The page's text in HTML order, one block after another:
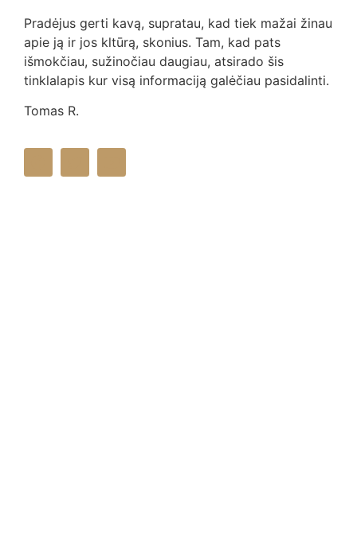
Pradėjus gerti kavą, supratau, kad tiek mažai žinau
apie ją ir jos kltūrą, skonius. Tam, kad pats
išmokčiau, sužinočiau daugiau, atsirado šis
tinklalapis kur visą informaciją galėčiau pasidalinti.
Tomas R.